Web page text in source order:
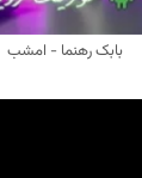
بابک رهنما - امشب